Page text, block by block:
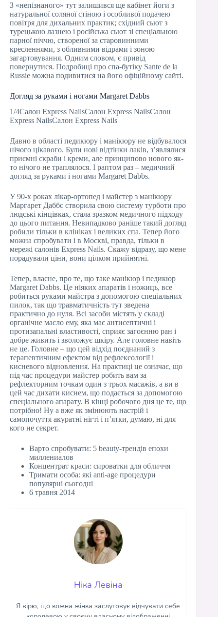
З «непізнаного» тут залишився ще кабінет йоги з
натуральної соляної стіною і особливої подачею
повітря для дихальних практик; східний сьют з
турецькою лазнею і російська сьют зі спеціальною
парної піччю, створеної за старовинними
кресленнями, з обливними відрами і зоною
загартовування. Одним словом, є привід
повернутися. Подробиці про спа-бутіку Sante de la
Russie можна подивитися на його офіційному сайті.
Догляд за руками і ногами Margaret Dabbs
1/4Салон Express NailsСалон Express NailsСалон
Express NailsСалон Express Nails
Давно в області педикюру і манікюру не відбувалося
нічого цікавого. Були нові відтінки лаків, з’являлися
приємні скраби і креми, але принципово нового як-
то нічого не траплялося. І раптом раз – медичний
догляд за руками і ногами Margaret Dabbs.
У 90-х роках лікар-ортопед і майстер з манікюру
Маргарет Даббс створила свою систему турботи про
людські кінцівках, стала зразком медичного підходу
до цього питання. Невипадково раніше такий догляд
робили тільки в клініках і великих спа. Тепер його
можна спробувати і в Москві, правда, тільки в
мережі салонів Express Nails. Скажу відразу, що мене
порадували ціни, вони цілком прийнятні.
Тепер, власне, про те, що таке манікюр і педикюр
Margaret Dabbs. Це ніяких апаратів і ножиць, все
робиться руками майстра з допомогою спеціальних
пилок, так що травматичність тут зведена
практично до нуля. Всі засоби містять у складі
органічне масло ему, яка має антисептичні і
протизапальні властивості, сприяє загоєнню ран і
добре живить і зволожує шкіру. Але головне навіть
не це. Головне – що цей відхід поєднаний з
терапевтичним ефектом від рефлексології і
кисневого відновлення. На практиці це означає, що
під час процедури майстер робить вам за
рефлекторним точкам один з трьох масажів, а ви в
цей час дихати киснем, що подається за допомогою
спеціального апарату. В кінці робочого дня це те, що
потрібно! Ну а вже як змінюють настрій і
самопочуття акуратні нігті і п’ятки, думаю, ні для
кого не секрет.
Варто спробувати: 5 beauty-трендів епохи
миллениалов
Концентрат краси: сироватки для обличчя
Тримати особа: які anti-age процедури
популярні сьогодні
6 травня 2014
Ніка Левіна
Я вірю, що кожна жінка заслуговує відчувати себе